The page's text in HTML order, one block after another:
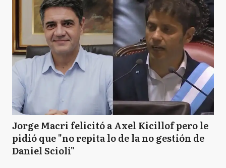
Jorge Macri felicitó a Axel Kicillof pero le
pidió que "no repita lo de la no gestión de
Daniel Scioli"